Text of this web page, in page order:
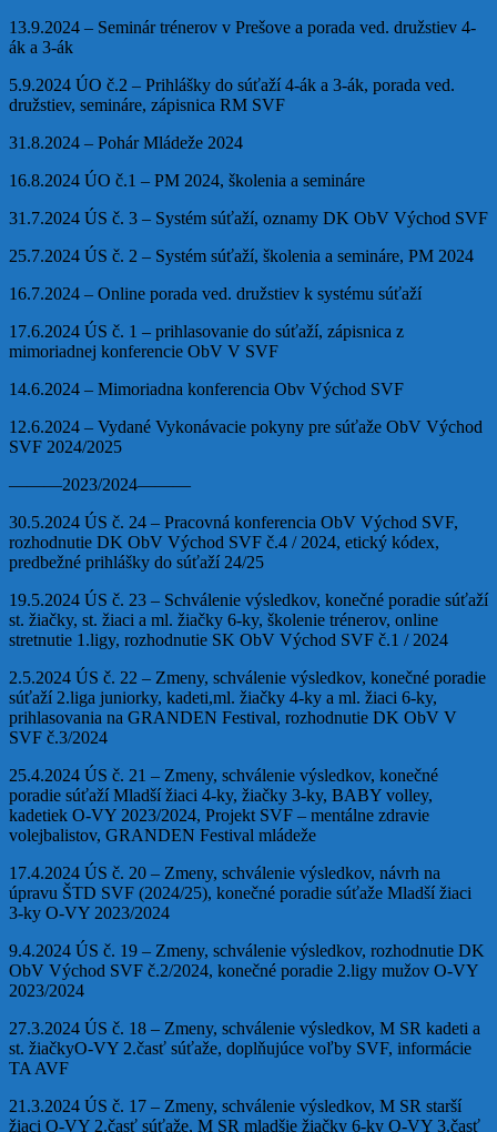
13.9.2024 – Seminár trénerov v Prešove a porada ved. družstiev 4-
ák a 3-ák
5.9.2024 ÚO č.2 – Prihlášky do súťaží 4-ák a 3-ák, porada ved.
družstiev, semináre, zápisnica RM SVF
31.8.2024 – Pohár Mládeže 2024
16.8.2024 ÚO č.1 – PM 2024, školenia a semináre
31.7.2024 ÚS č. 3 – Systém súťaží, oznamy DK ObV Východ SVF
25.7.2024 ÚS č. 2 – Systém súťaží, školenia a semináre, PM 2024
16.7.2024 – Online porada ved. družstiev k systému súťaží
17.6.2024 ÚS č. 1 – prihlasovanie do súťaží, zápisnica z
mimoriadnej konferencie ObV V SVF
14.6.2024 – Mimoriadna konferencia Obv Východ SVF
12.6.2024 – Vydané Vykonávacie pokyny pre súťaže ObV Východ
SVF 2024/2025
———2023/2024———
30.5.2024 ÚS č. 24 – Pracovná konferencia ObV Východ SVF,
rozhodnutie DK ObV Východ SVF č.4 / 2024, etický kódex,
predbežné prihlášky do súťaží 24/25
19.5.2024 ÚS č. 23 – Schválenie výsledkov, konečné poradie súťaží
st. žiačky, st. žiaci a ml. žiačky 6-ky, školenie trénerov, online
stretnutie 1.ligy, rozhodnutie SK ObV Východ SVF č.1 / 2024
2.5.2024 ÚS č. 22 – Zmeny, schválenie výsledkov, konečné poradie
súťaží 2.liga juniorky, kadeti,ml. žiačky 4-ky a ml. žiaci 6-ky,
prihlasovania na GRANDEN Festival, rozhodnutie DK ObV V
SVF č.3/2024
25.4.2024 ÚS č. 21 – Zmeny, schválenie výsledkov, konečné
poradie súťaží Mladší žiaci 4-ky, žiačky 3-ky, BABY volley,
kadetiek O-VY 2023/2024, Projekt SVF – mentálne zdravie
volejbalistov, GRANDEN Festival mládeže
17.4.2024 ÚS č. 20 – Zmeny, schválenie výsledkov, návrh na
úpravu ŠTD SVF (2024/25), konečné poradie súťaže Mladší žiaci
3-ky O-VY 2023/2024
9.4.2024 ÚS č. 19 – Zmeny, schválenie výsledkov, rozhodnutie DK
ObV Východ SVF č.2/2024, konečné poradie 2.ligy mužov O-VY
2023/2024
27.3.2024 ÚS č. 18 – Zmeny, schválenie výsledkov, M SR kadeti a
st. žiačkyO-VY 2.časť súťaže, doplňujúce voľby SVF, informácie
TA AVF
21.3.2024 ÚS č. 17 – Zmeny, schválenie výsledkov, M SR starší
žiaci O-VY 2.časť súťaže, M SR mladšie žiačky 6-ky O-VY 3.časť